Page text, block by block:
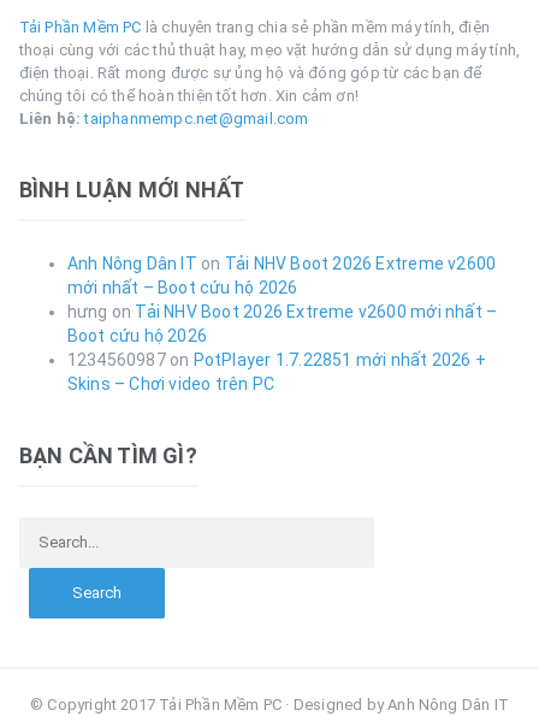
Tải Phần Mềm PC là chuyên trang chia sẻ phần mềm máy tính, điện
thoại cùng với các thủ thuật hay, mẹo vặt hướng dẫn sử dụng máy tính,
điện thoại. Rất mong được sự ủng hộ và đóng góp từ các bạn để
chúng tôi có thể hoàn thiện tốt hơn. Xin cảm ơn!
Liên hệ: taiphanmempc.net@gmail.com
BÌNH LUẬN MỚI NHẤT
Anh Nông Dân IT on Tải NHV Boot 2026 Extreme v2600
mới nhất – Boot cứu hộ 2026
hưng on Tải NHV Boot 2026 Extreme v2600 mới nhất –
Boot cứu hộ 2026
1234560987on PotPlayer 1.7.22851 mới nhất 2026 +
Skins – Chơi video trên PC
BẠN CẦN TÌM GÌ?
© Copyright 2017 Tải Phần Mềm PC · Designed by Anh Nông Dân IT